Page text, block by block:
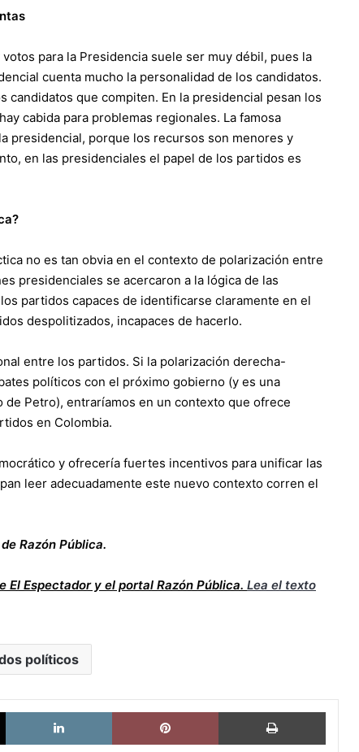
para la Presidencia suele ser muy débil, pues la
cuenta mucho la personalidad de los candidatos.
que compiten. En la presidencial pesan los
cabida para problemas regionales. La famosa
presidencial, porque los recursos son menores y
en las presidenciales el papel de los partidos es
no es tan obvia en el contexto de polarización entre
presidenciales se acercaron a la lógica de las
partidos capaces de identificarse claramente en el
despolitizados, incapaces de hacerlo.
entre los partidos. Si la polarización derecha-
políticos con el próximo gobierno (y es una
Petro), entraríamos en un contexto que ofrece
en Colombia.
y ofrecería fuertes incentivos para unificar las
leer adecuadamente este nuevo contexto corren el
Razón Pública.
Espectador y el portal Razón Pública. Lea el texto
políticos
X LinkedIn Pinterest Imprimir